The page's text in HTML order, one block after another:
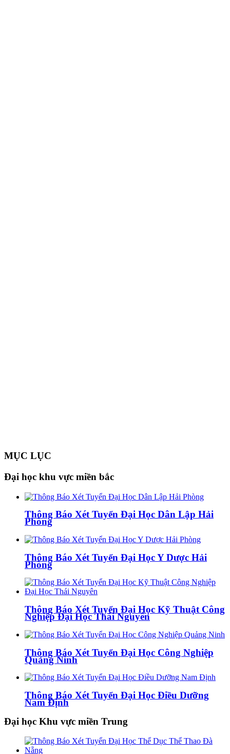
MỤC LỤC
Đại học khu vực miền bắc
Thông Báo Xét Tuyển Đại Học Dân Lập Hải
Phòng
Thông Báo Xét Tuyển Đại Học Y Dược Hải
Phòng
Thông Báo Xét Tuyển Đại Học Kỹ Thuật Công
Nghiệp Đại Học Thái Nguyên
Thông Báo Xét Tuyển Đại Học Công Nghiệp
Quảng Ninh
Thông Báo Xét Tuyển Đại Học Điều Dưỡng
Nam Định
Đại học Khu vực miền Trung